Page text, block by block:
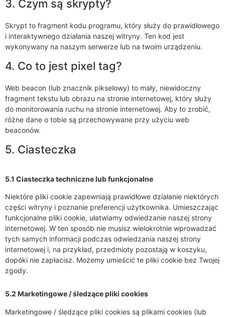
3. Czym są skrypty?
Skrypt to fragment kodu programu, który służy do prawidłowego
i interaktywnego działania naszej witryny. Ten kod jest
wykonywany na naszym serwerze lub na twoim urządzeniu.
4. Co to jest pixel tag?
Web beacon (lub znacznik pikselowy) to mały, niewidoczny
fragment tekstu lub obrazu na stronie internetowej, który służy
do monitorowania ruchu na stronie internetowej. Aby to zrobić,
różne dane o tobie są przechowywane przy użyciu web
beaconów.
5. Ciasteczka
5.1 Ciasteczka techniczne lub funkcjonalne
Niektóre pliki cookie zapewniają prawidłowe działanie niektórych
części witryny i poznanie preferencji użytkownika. Umieszczając
funkcjonalne pliki cookie, ułatwiamy odwiedzanie naszej strony
internetowej. W ten sposób nie musisz wielokrotnie wprowadzać
tych samych informacji podczas odwiedzania naszej strony
internetowej i, na przykład, przedmioty pozostają w koszyku,
dopóki nie zapłacisz. Możemy umieścić te pliki cookie bez Twojej
zgody.
5.2 Marketingowe / śledzące pliki cookies
Marketingowe / śledzące pliki cookies są plikami cookies (lub